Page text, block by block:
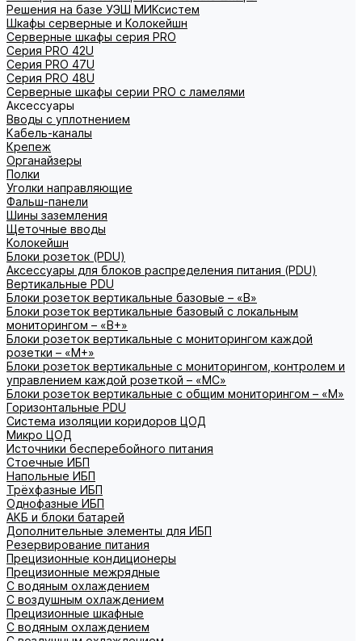
Решения на базе УЭШ МИКсистем
Шкафы серверные и Колокейшн
Серверные шкафы серия PRO
Серия PRO 42U
Серия PRO 47U
Серия PRO 48U
Серверные шкафы серии PRO с ламелями
Аксессуары
Вводы с уплотнением
Кабель-каналы
Крепеж
Органайзеры
Полки
Уголки направляющие
Фальш-панели
Шины заземления
Щеточные вводы
Колокейшн
Блоки розеток (PDU)
Аксессуары для блоков распределения питания (PDU)
Вертикальные PDU
Блоки розеток вертикальные базовые – «В»
Блоки розеток вертикальные базовый с локальным
мониторингом – «В+»
Блоки розеток вертикальные с мониторингом каждой
розетки – «М+»
Блоки розеток вертикальные с мониторингом, контролем и
управлением каждой розеткой – «МС»
Блоки розеток вертикальные с общим мониторингом – «М»
Горизонтальные PDU
Система изоляции коридоров ЦОД
Микро ЦОД
Источники бесперебойного питания
Стоечные ИБП
Напольные ИБП
Трёхфазные ИБП
Однофазные ИБП
АКБ и блоки батарей
Дополнительные элементы для ИБП
Резервирование питания
Прецизионные кондиционеры
Прецизионные межрядные
С водяным охлаждением
С воздушным охлаждением
Прецизионные шкафные
С водяным охлаждением